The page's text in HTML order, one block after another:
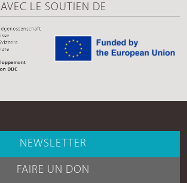
AVEC LE SOUTIEN DE
NEWSLETTER
FAIRE UN DON